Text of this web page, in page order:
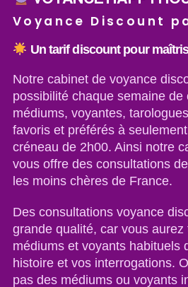
Voyance Discount
Un tarif discount pour
Notre cabinet de voyance
possibilité chaque semaine de
médiums, voyantes,
favoris et préférés à
créneau de 2h00. Ainsi notre
vous offre des consultations
les moins chères de France.
Des consultations voyance
grande qualité, car vous
médiums et voyants habituels
histoire et vos interrogations.
pas des médiums ou voyants